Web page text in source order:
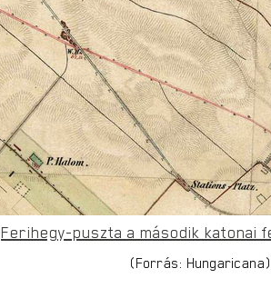
Ferihegy-puszta a második katonai
(Forrás: Hungaricana)